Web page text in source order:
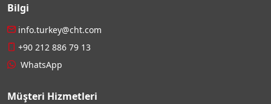
Bilgi
info.turkey@cht.com
+90 212 886 79 13
WhatsApp
Müşteri Hizmetleri